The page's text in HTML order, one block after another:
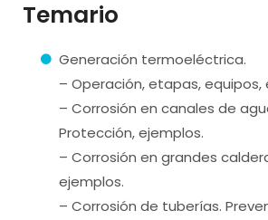
Temario
Generación termoeléctrica.
– Operación, etapas, equipos,
– Corrosión en canales de
Protección, ejemplos.
– Corrosión en grandes
ejemplos.
– Corrosión de tuberías.